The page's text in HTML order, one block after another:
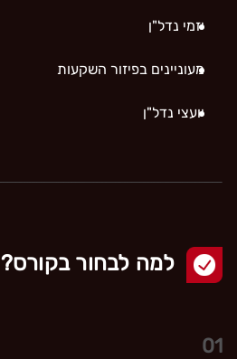
יזמי נדל"ן
מעוניינים בפיזור השקעות
יועצי נדל"ן
למה לבחור בקורס?
01